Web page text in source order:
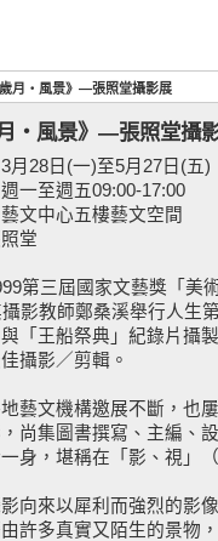
月‧風景》—張照堂攝影展
‧風景》—張照堂攝
月28日(一)至5月27日(五)
一至週五09:00-17:00
文中心五樓藝文空間
堂
第三屆國家文藝獎「美
影教師鄭桑溪舉行人生
「王船祭典」紀錄片攝
攝影／剪輯。
藝文機構邀展不斷，也
尚集圖書撰寫、主編、
身，堪稱在「影、視」
向來以犀利而強烈的影
許多真實又陌生的景物